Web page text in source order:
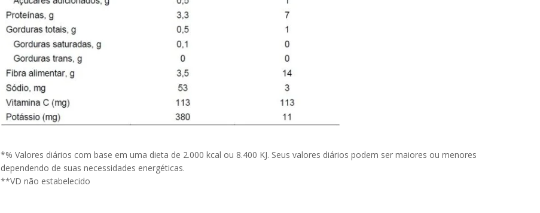
*% Valores diários com base em uma dieta de 2.000 kcal ou 8.400 KJ. Seus valores diários podem ser maiores ou menores
dependendo de suas necessidades energéticas.
**VD não estabelecido